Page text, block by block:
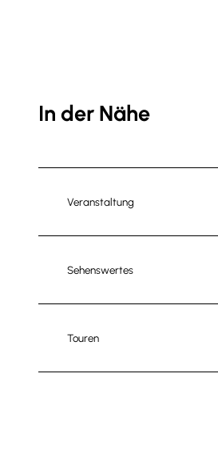
In der Nähe
Veranstaltung
Sehenswertes
Touren